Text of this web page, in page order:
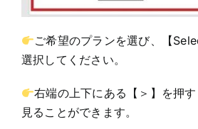
ご希望のプランを選び、【
選択してください。
右端の上下にある【＞】を押
見ることができます。